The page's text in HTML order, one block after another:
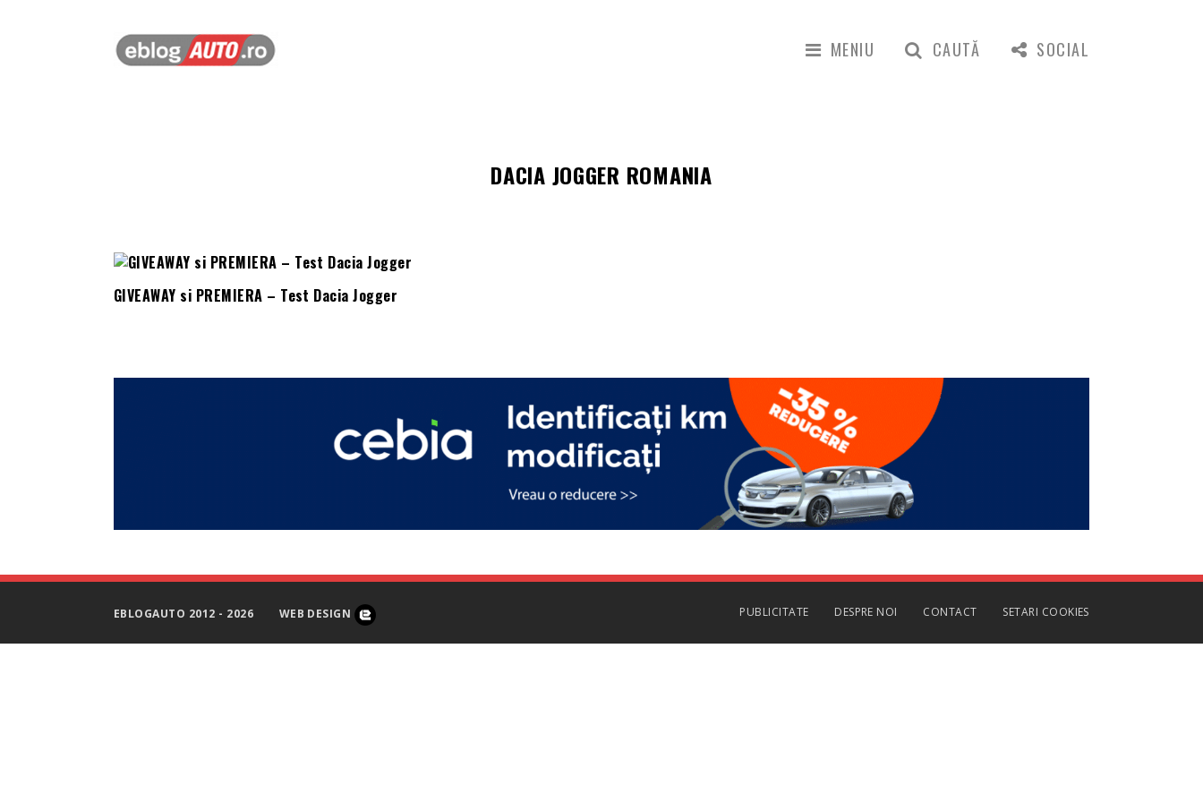
MENIU CAUTĂ SOCIAL
DACIA JOGGER ROMANIA
GIVEAWAY si PREMIERA – Test Dacia Jogger
EBLOGAUTO 2012 - 2026 WEB DESIGN PUBLICITATE DESPRE NOI CONTACT SETARI COOKIES